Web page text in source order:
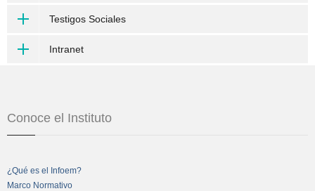
Testigos Sociales
Intranet
Conoce el Instituto
¿Qué es el Infoem?
Marco Normativo